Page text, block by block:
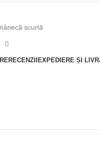
scurtă
RECENZII EXPEDIERE ȘI